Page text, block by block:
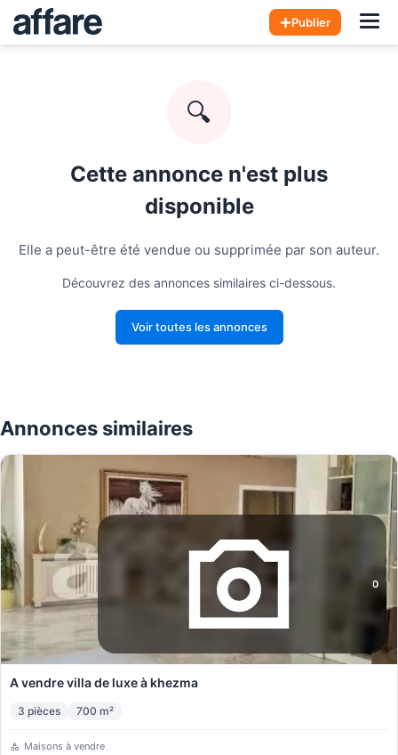
Publier
🔍
Cette annonce n'est plus
disponible
Elle a peut-être été vendue ou supprimée par son auteur.
Découvrez des annonces similaires ci-dessous.
Voir toutes les annonces
Annonces similaires
0
A vendre villa de luxe à khezma
3 pièces 700 m²
Maisons à vendre